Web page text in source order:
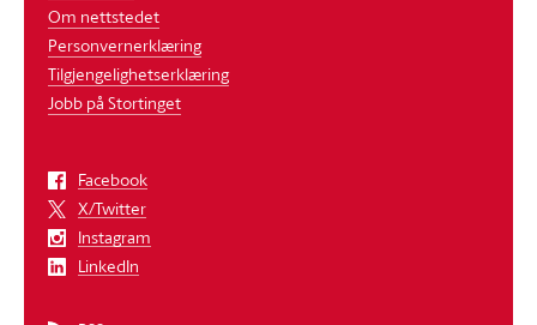
Om nettstedet
Personvernerklæring
Tilgjengelighetserklæring
Jobb på Stortinget
Facebook
X/Twitter
Instagram
LinkedIn